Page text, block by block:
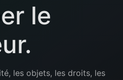
le
les objets, les droits, les